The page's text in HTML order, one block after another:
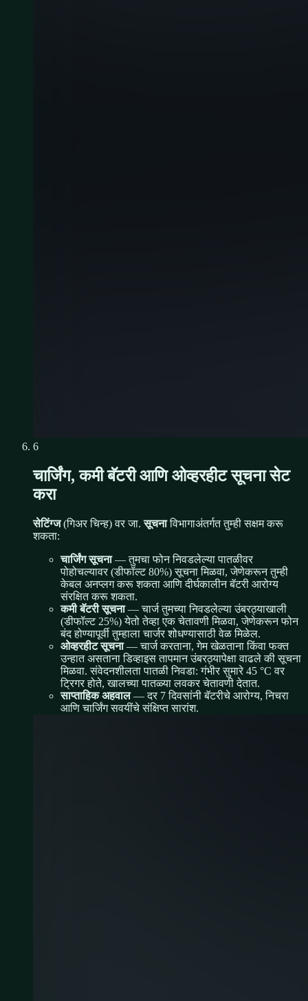
6
चार्जिंग, कमी बॅटरी आणि ओव्हरहीट सूचना सेट
करा
सेटिंग्ज(गिअर चिन्ह) वर जा. सूचनाविभागाअंतर्गत तुम्ही सक्षम करू
शकता:
चार्जिंग सूचना — तुमचा फोन निवडलेल्या पातळीवर
पोहोचल्यावर (डीफॉल्ट 80%) सूचना मिळवा, जेणेकरून तुम्ही
केबल अनप्लग करू शकता आणि दीर्घकालीन बॅटरी आरोग्य
संरक्षित करू शकता.
कमी बॅटरी सूचना — चार्ज तुमच्या निवडलेल्या उंबरठ्याखाली
(डीफॉल्ट 25%) येतो तेव्हा एक चेतावणी मिळवा, जेणेकरून फोन
बंद होण्यापूर्वी तुम्हाला चार्जर शोधण्यासाठी वेळ मिळेल.
ओव्हरहीट सूचना — चार्ज करताना, गेम खेळताना किंवा फक्त
उन्हात असताना डिव्हाइस तापमान उंबरठ्यापेक्षा वाढले की सूचना
मिळवा. संवेदनशीलता पातळी निवडा: गंभीर सुमारे 45 °C वर
ट्रिगर होते, खालच्या पातळ्या लवकर चेतावणी देतात.
साप्ताहिक अहवाल— दर 7 दिवसांनी बॅटरीचे आरोग्य, निचरा
आणि चार्जिंग सवयींचे संक्षिप्त सारांश.